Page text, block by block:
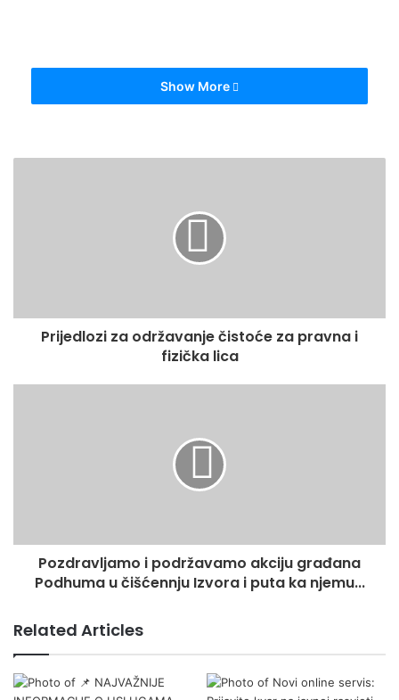
Show More
Prijedlozi za održavanje čistoće za pravna i
fizička lica
Pozdravljamo i podržavamo akciju građana
Podhuma u čišćennju Izvora i puta ka njemu...
Related Articles